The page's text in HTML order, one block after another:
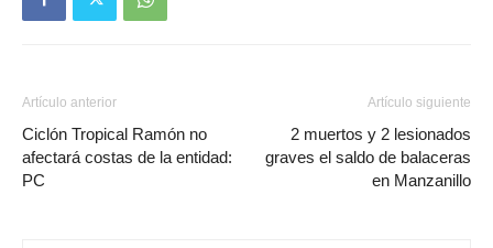
Artículo anterior
Ciclón Tropical Ramón no
afectará costas de la entidad:
PC
Artículo siguiente
2 muertos y 2 lesionados
graves el saldo de balaceras
en Manzanillo